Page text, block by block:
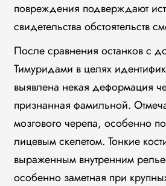
повреждения подверждают
свидетельства обстоятельств
После сравнения останков с
Тимуридами в целях
выявлена некая деформация
признанная фамильной.
мозгового черепа, особенно
лицевым скелетом. Тонкие
выраженным внутренним
особенно заметная при